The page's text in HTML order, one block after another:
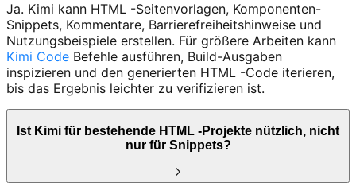
Ja. Kimi kann HTML -Seitenvorlagen, Komponenten-
Snippets, Kommentare, Barrierefreiheitshinweise und
Nutzungsbeispiele erstellen. Für größere Arbeiten kann
Kimi Code Befehle ausführen, Build-Ausgaben
inspizieren und den generierten HTML -Code iterieren,
bis das Ergebnis leichter zu verifizieren ist.
Ist Kimi für bestehende HTML -Projekte nützlich, nicht
nur für Snippets?